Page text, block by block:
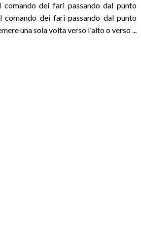
comando dei fari passando dal punto
dei fari passando dal punto
una sola volta verso l'alto o verso ...